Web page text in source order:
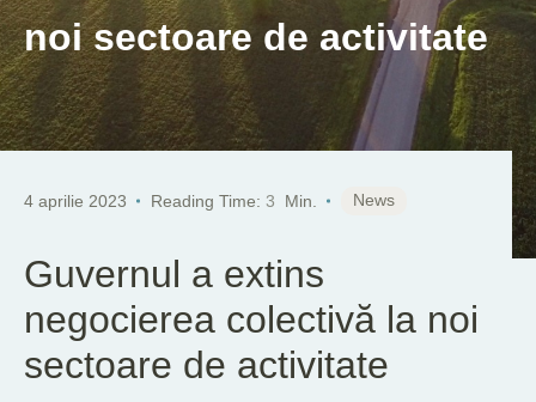
Cariere
Contact
noi sectoare de activitate
4 aprilie 2023 Reading Time: 3 Min. News
Guvernul a extins
negocierea colectivă la noi
sectoare de activitate